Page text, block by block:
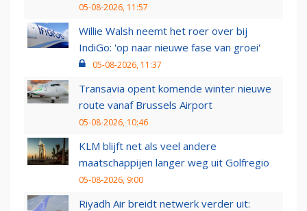
05-08-2026, 11:57
Willie Walsh neemt het roer over bij
IndiGo: 'op naar nieuwe fase van groei'
05-08-2026, 11:37
Transavia opent komende winter nieuwe
route vanaf Brussels Airport
05-08-2026, 10:46
KLM blijft net als veel andere
maatschappijen langer weg uit Golfregio
05-08-2026, 9:00
Riyadh Air breidt netwerk verder uit: